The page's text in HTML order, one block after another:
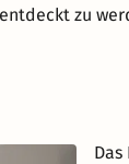
zu